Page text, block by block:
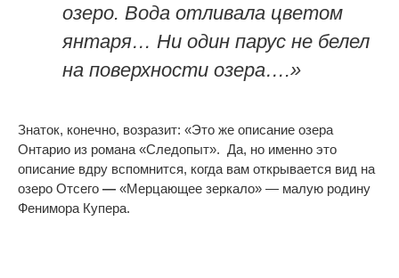
озеро. Вода отливала цветом
янтаря… Ни один парус не белел
на поверхности озера….»
Знаток, конечно, возразит: «Это же описание озера
Онтарио из романа «Следопыт». Да, но именно это
описание вдру вспомнится, когда вам открывается вид на
озеро Отсего — «Мерцающее зеркало» — малую родину
Фенимора Купера.